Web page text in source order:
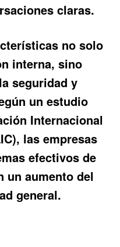
claras.
no solo
interna, sino
seguridad y
un estudio
Internacional
las empresas
efectivos de
un aumento del
general.